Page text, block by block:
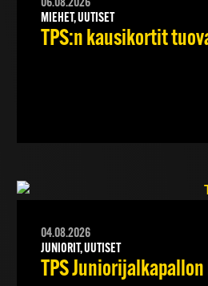
06.08.2026
MIEHET, UUTISET
TPS:n kausikortit
04.08.2026
JUNIORIT, UUTISET
TPS